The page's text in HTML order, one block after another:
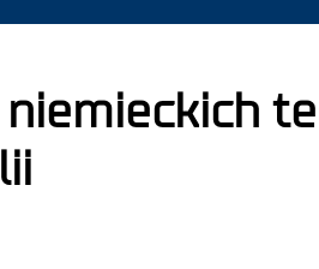
niemieckich